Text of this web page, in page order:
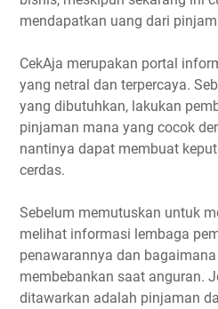
mendapatkan uang dari
CekAja merupakan portal
yang netral dan terpercaya.
yang dibutuhkan, lakukan
pinjaman mana yang cocok
nantinya dapat membuat
cerdas.
Sebelum memutuskan untuk
melihat informasi lembaga
penawarannya dan
membebankan saat anguran.
ditawarkan adalah pinjaman